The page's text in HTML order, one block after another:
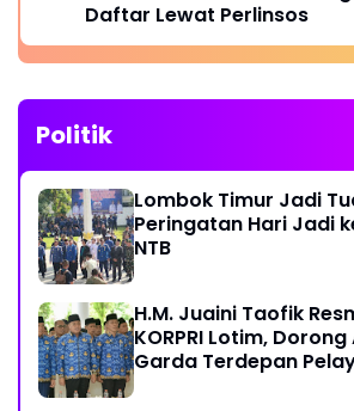
Daftar Lewat Perlinsos
Politik
Lombok Timur Jadi
Peringatan Hari Jadi
NTB
H.M. Juaini Taofik
KORPRI Lotim, Dorong
Garda Terdepan